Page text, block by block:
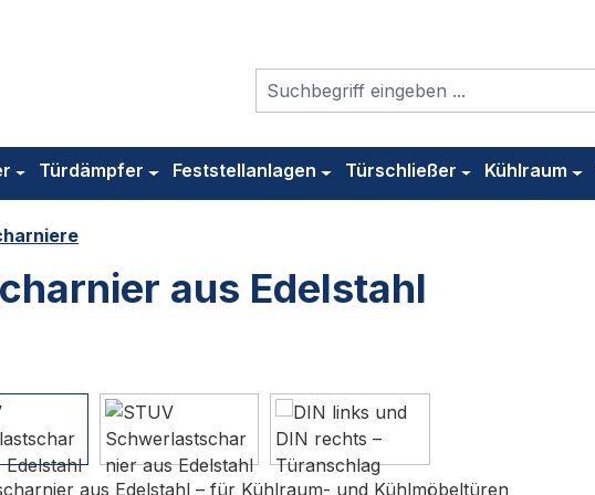
Türdämpfer Feststellanlagen Türschließer Kühlraum
aus Edelstahl